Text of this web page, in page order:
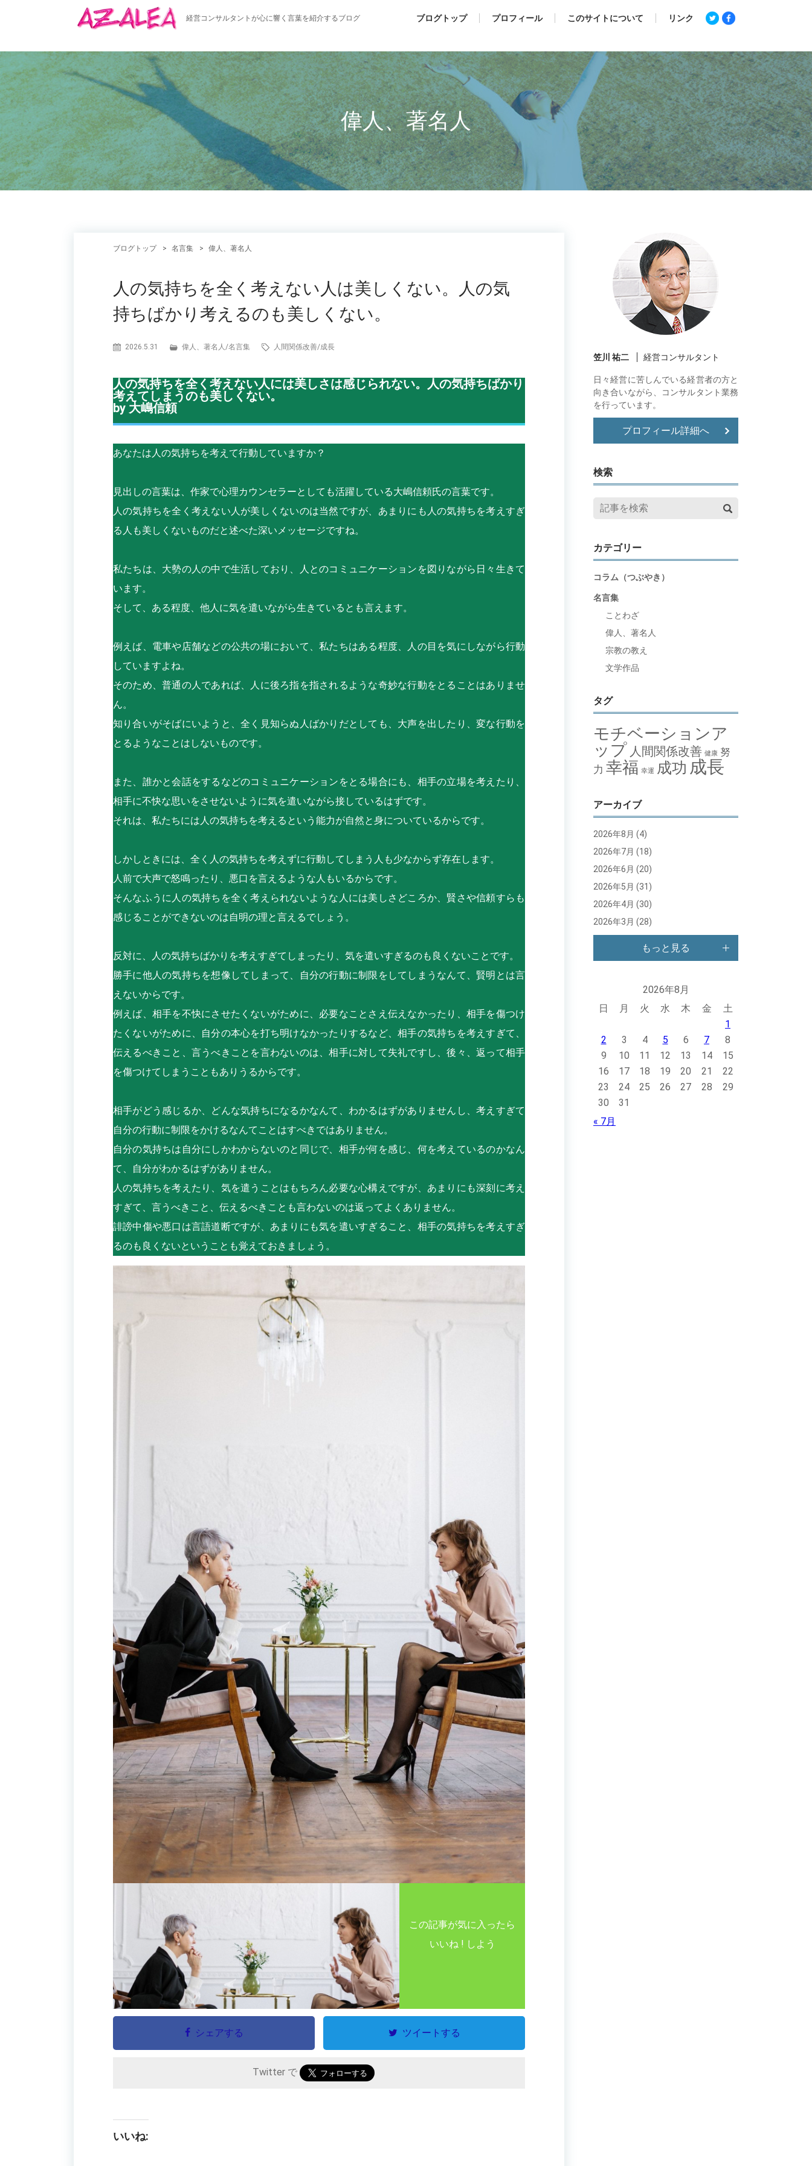
経営コンサルタントが心に響く言葉を紹介するブログ ブログトップ プロフィール このサイトについて リンク
偉人、著名人
ブログトップ 名言集 偉人、著名人
人の気持ちを全く考えない人は美しくない。人の気
持ちばかり考えるのも美しくない。
2026.5.31 偉人、著名人/名言集 人間関係改善/成長
人の気持ちを全く考えない人には美しさは感じられない。人の気持ちばかり
考えてしまうのも美しくない。
by 大嶋信頼
あなたは人の気持ちを考えて行動していますか？
見出しの言葉は、作家で心理カウンセラーとしても活躍している大嶋信頼氏の言葉です。
人の気持ちを全く考えない人が美しくないのは当然ですが、あまりにも人の気持ちを考えすぎ
る人も美しくないものだと述べた深いメッセージですね。
私たちは、大勢の人の中で生活しており、人とのコミュニケーションを図りながら日々生きて
います。
そして、ある程度、他人に気を遣いながら生きているとも言えます。
例えば、電車や店舗などの公共の場において、私たちはある程度、人の目を気にしながら行動
していますよね。
そのため、普通の人であれば、人に後ろ指を指されるような奇妙な行動をとることはありませ
ん。
知り合いがそばにいようと、全く見知らぬ人ばかりだとしても、大声を出したり、変な行動を
とるようなことはしないものです。
また、誰かと会話をするなどのコミュニケーションをとる場合にも、相手の立場を考えたり、
相手に不快な思いをさせないように気を遣いながら接しているはずです。
それは、私たちには人の気持ちを考えるという能力が自然と身についているからです。
しかしときには、全く人の気持ちを考えずに行動してしまう人も少なからず存在します。
人前で大声で怒鳴ったり、悪口を言えるような人もいるからです。
そんなふうに人の気持ちを全く考えられないような人には美しさどころか、賢さや信頼すらも
感じることができないのは自明の理と言えるでしょう。
反対に、人の気持ちばかりを考えすぎてしまったり、気を遣いすぎるのも良くないことです。
勝手に他人の気持ちを想像してしまって、自分の行動に制限をしてしまうなんて、賢明とは言
えないからです。
例えば、相手を不快にさせたくないがために、必要なことさえ伝えなかったり、相手を傷つけ
たくないがために、自分の本心を打ち明けなかったりするなど、相手の気持ちを考えすぎて、
伝えるべきこと、言うべきことを言わないのは、相手に対して失礼ですし、後々、返って相手
を傷つけてしまうこともありうるからです。
相手がどう感じるか、どんな気持ちになるかなんて、わかるはずがありませんし、考えすぎて
自分の行動に制限をかけるなんてことはすべきではありません。
自分の気持ちは自分にしかわからないのと同じで、相手が何を感じ、何を考えているのかなん
て、自分がわかるはずがありません。
人の気持ちを考えたり、気を遣うことはもちろん必要な心構えですが、あまりにも深刻に考え
すぎて、言うべきこと、伝えるべきことも言わないのは返ってよくありません。
誹謗中傷や悪口は言語道断ですが、あまりにも気を遣いすぎること、相手の気持ちを考えすぎ
るのも良くないということも覚えておきましょう。
この記事が気に入ったら
いいね ! しよう
シェアする ツイートする
Twitter で
いいね:
笠川 祐二 経営コンサルタント
日々経営に苦しんでいる経営者の方と
向き合いながら、コンサルタント業務
を行っています。
プロフィール詳細へ
検索
カテゴリー
コラム（つぶやき）
名言集
ことわざ
偉人、著名人
宗教の教え
文学作品
タグ
モチベーションア
ップ 人間関係改善 健康 努
力 幸福 幸運 成功 成長
アーカイブ
2026年8月 (4)
2026年7月 (18)
2026年6月 (20)
2026年5月 (31)
2026年4月 (30)
2026年3月 (28)
もっと見る
2026年8月
日
月 火 水 木 金
土
1
2
3 4 5 6 7
8
9
10 11 12 13 14
15
16
17 18 19 20 21
22
23
24 25 26 27 28
29
30
31
« 7月